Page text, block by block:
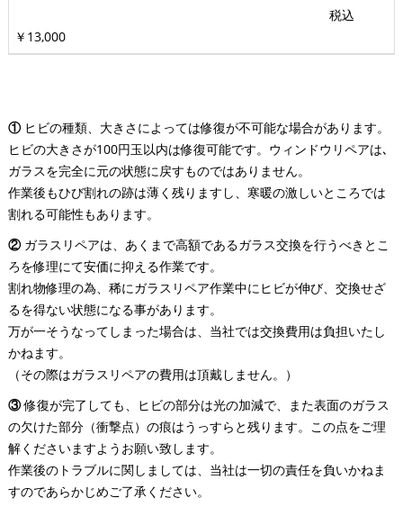
税込
￥13,000
① ヒビの種類、大きさによっては修復が不可能な場合があります。
ヒビの大きさが100円玉以内は修復可能です。ウィンドウリペアは､
ガラスを完全に元の状態に戻すものではありません。
作業後もひび割れの跡は薄く残りますし、寒暖の激しいところでは
割れる可能性もあります。
② ガラスリペアは、あくまで高額であるガラス交換を行うべきとこ
ろを修理にて安価に抑える作業です。
割れ物修理の為、稀にガラスリペア作業中にヒビが伸び、交換せざ
るを得ない状態になる事があります。
万が一そうなってしまった場合は、当社では交換費用は負担いたし
かねます。
（その際はガラスリペアの費用は頂戴しません。）
③修復が完了しても、ヒビの部分は光の加減で、また表面のガラス
の欠けた部分（衝撃点）の痕はうっすらと残ります。この点をご理
解くださいますようお願い致します。
作業後のトラブルに関しましては、当社は一切の責任を負いかねま
すのであらかじめご了承ください。